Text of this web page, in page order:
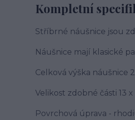
Kompletní
Stříbrné náušnice jsou
Náušnice mají klasické
Celková výška náušnice
Velikost zdobné části 13 x
Povrchová úprava -